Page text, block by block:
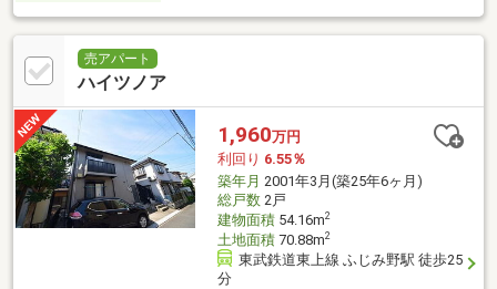
売アパート
ハイツノア
1,960万円
利回り 6.55％
築年月 2001年3月(築25年6ヶ月)
総戸数2戸
建物面積54.16m2
土地面積70.88m2
東武鉄道東上線 ふじみ野駅 徒歩25
分